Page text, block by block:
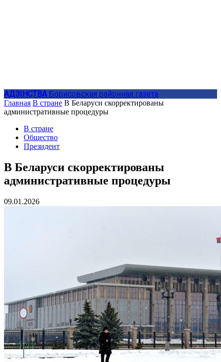
АДЗIНСТВА Борисовская районная газета
Главная В стране В Беларуси скорректированы
административные процедуры
В стране
Общество
Президент
В Беларуси скорректированы
административные процедуры
09.01.2026